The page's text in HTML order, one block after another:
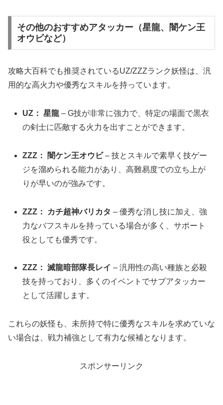
その他のおすすめアタッカー（星龍、闇ケン王
オウビなど）
攻略大百科でも推奨されているUZ/ZZZランク妖怪は、汎
用的な高火力や優秀なスキルを持っています。
UZ： 星龍 – G技が非常に強力で、特定の場面で黒衣
の剣士に匹敵する火力を出すことができます。
ZZZ： 闇ケン王オウビ– 技とスキルで素早く技ゲー
ジを溜められる能力があり、高難易度での立ち上が
りが早いのが強みです。
ZZZ： カチ超神バリカタ – 優秀な消し技に加え、強
力なバフスキルを持っている場合が多く、サポート
役としても優秀です。
ZZZ： 滅龍暗部隊長レイ – 汎用性の高い種族と必殺
技を持っており、多くのイベントでサブアタッカー
として活躍します。
これらの妖怪も、未所持で特に優秀なスキルを求めていな
い場合は、戦力補強として有力な候補となります。
スポンサーリンク